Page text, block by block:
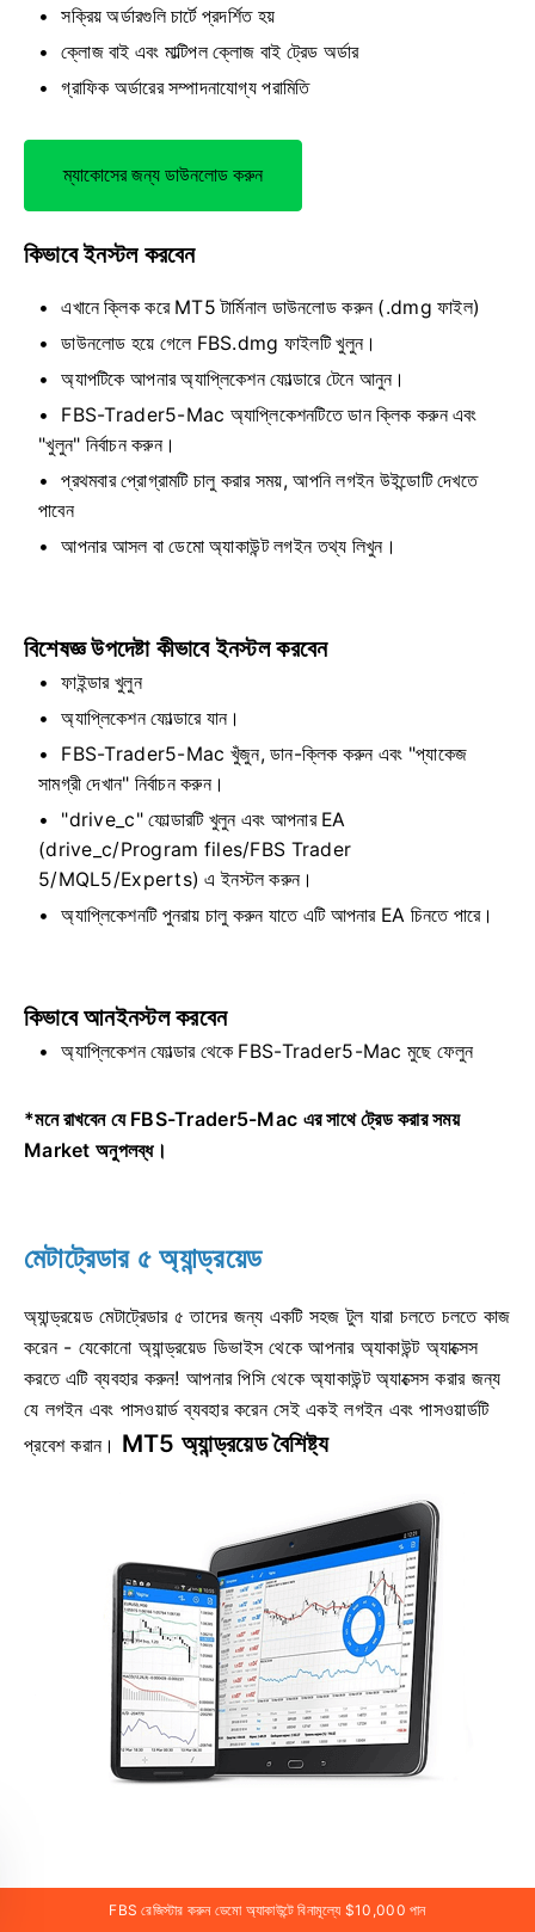
সক্রিয় অর্ডারগুলি চার্টে প্রদর্শিত হয়
ক্লোজ বাই এবং মাল্টিপল ক্লোজ বাই ট্রেড অর্ডার
গ্রাফিক অর্ডারের সম্পাদনাযোগ্য পরামিতি
ম্যাকোসের জন্য ডাউনলোড করুন
কিভাবে ইনস্টল করবেন
এখানে ক্লিক করে MT5 টার্মিনাল ডাউনলোড করুন (.dmg ফাইল)
ডাউনলোড হয়ে গেলে FBS.dmg ফাইলটি খুলুন।
অ্যাপটিকে আপনার অ্যাপ্লিকেশন ফোল্ডারে টেনে আনুন।
FBS-Trader5-Mac অ্যাপ্লিকেশনটিতে ডান ক্লিক করুন এবং
"খুলুন" নির্বাচন করুন।
প্রথমবার প্রোগ্রামটি চালু করার সময়, আপনি লগইন উইন্ডোটি দেখতে
পাবেন
আপনার আসল বা ডেমো অ্যাকাউন্ট লগইন তথ্য লিখুন।
বিশেষজ্ঞ উপদেষ্টা কীভাবে ইনস্টল করবেন
ফাইন্ডার খুলুন
অ্যাপ্লিকেশন ফোল্ডারে যান।
FBS-Trader5-Mac খুঁজুন, ডান-ক্লিক করুন এবং "প্যাকেজ
সামগ্রী দেখান" নির্বাচন করুন।
"drive_c" ফোল্ডারটি খুলুন এবং আপনার EA
(drive_c/Program files/FBS Trader
5/MQL5/Experts) এ ইনস্টল করুন।
অ্যাপ্লিকেশনটি পুনরায় চালু করুন যাতে এটি আপনার EA চিনতে পারে।
কিভাবে আনইনস্টল করবেন
অ্যাপ্লিকেশন ফোল্ডার থেকে FBS-Trader5-Mac মুছে ফেলুন
*মনে রাখবেন যে FBS-Trader5-Mac এর সাথে ট্রেড করার সময়
Market অনুপলব্ধ।
মেটাট্রেডার ৫ অ্যান্ড্রয়েড
অ্যান্ড্রয়েড মেটাট্রেডার ৫ তাদের জন্য একটি সহজ টুল যারা চলতে চলতে কাজ
করেন - যেকোনো অ্যান্ড্রয়েড ডিভাইস থেকে আপনার অ্যাকাউন্ট অ্যাক্সেস
করতে এটি ব্যবহার করুন! আপনার পিসি থেকে অ্যাকাউন্ট অ্যাক্সেস করার জন্য
যে লগইন এবং পাসওয়ার্ড ব্যবহার করেন সেই একই লগইন এবং পাসওয়ার্ডটি
প্রবেশ করান। MT5 অ্যান্ড্রয়েড বৈশিষ্ট্য
অ্যাপ্লিকেশনটি বিশেষভাবে অ্যান্ড্রয়েডের জন্য তৈরি করা হয়েছে
FBS রেজিস্টার করুন ডেমো অ্যাকাউন্টে বিনামূল্যে $10,000 পান